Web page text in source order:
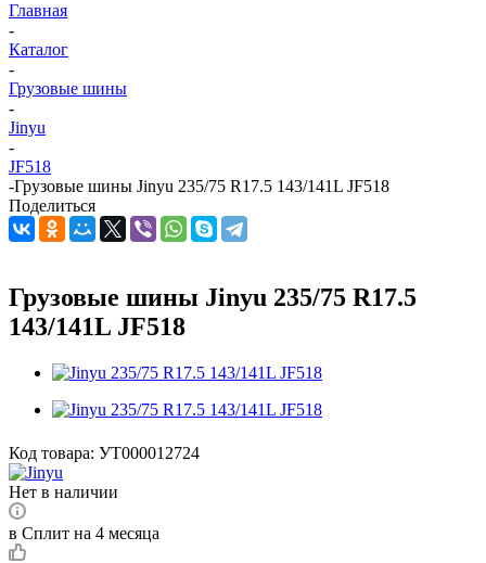
Главная
-
Каталог
-
Грузовые шины
-
Jinyu
-
JF518
-Грузовые шины Jinyu 235/75 R17.5 143/141L JF518
Поделиться
Грузовые шины Jinyu 235/75 R17.5
143/141L JF518
Код товара: УТ000012724
Нет в наличии
в Сплит на 4 месяца